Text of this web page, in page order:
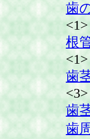
歯
<1>
根
<1>
歯
<3>
歯
歯